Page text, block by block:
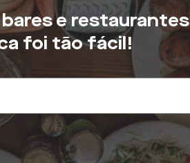
e restaurantes
foi tão fácil!